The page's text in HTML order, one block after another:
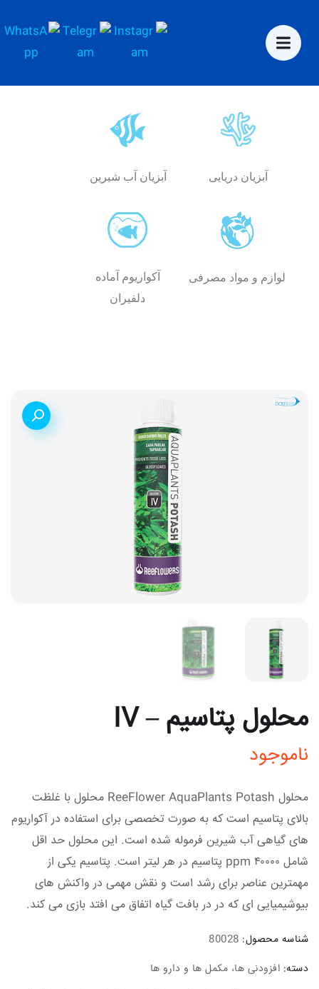
آبزیان دریایی آبزیان آب شیرین
لوازم و مواد مصرفی
آکواریوم آماده
دلفیران
محلول پتاسیم – IV
ناموجود
محلول ReeFlower AquaPlants Potash محلول با غلظت
بالای پتاسیم است که به صورت تخصصی برای استفاده در آکواریوم
های گیاهی آب شیرین فرموله شده است. این محلول حد اقل
شامل ۴۰۰۰۰ ppm پتاسیم در هر لیتر است. پتاسیم یکی از
مهمترین عناصر برای رشد است و نقش مهمی در واکنش های
بیوشیمیایی ای که در در بافت گیاه اتفاق می افتد بازی می کند.
شناسه محصول: 80028
دسته: افزودنی ها، مکمل ها و دارو ها